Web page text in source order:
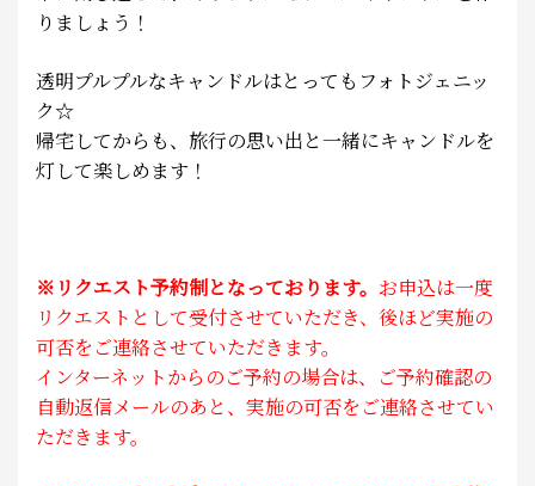
りましょう！
透明プルプルなキャンドルはとってもフォトジェニッ
ク☆
帰宅してからも、旅行の思い出と一緒にキャンドルを
灯して楽しめます！
※リクエスト予約制となっております。 お申込は一度
リクエストとして受付させていただき、後ほど実施の
可否をご連絡させていただきます。
インターネットからのご予約の場合は、ご予約確認の
自動返信メールのあと、実施の可否をご連絡させてい
ただきます。